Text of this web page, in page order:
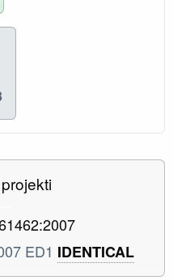
ED1 IDENTICAL